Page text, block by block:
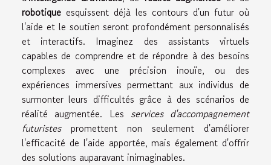
robotique esquissent déjà les contours d'un futur où
l'aide et le soutien seront profondément personnalisés
et interactifs. Imaginez des assistants virtuels
capables de comprendre et de répondre à des besoins
complexes avec une précision inouïe, ou des
expériences immersives permettant aux individus de
surmonter leurs difficultés grâce à des scénarios de
réalité augmentée. Les services d'accompagnement
futuristespromettent non seulement d'améliorer
l'efficacité de l'aide apportée, mais également d'offrir
des solutions auparavant inimaginables.